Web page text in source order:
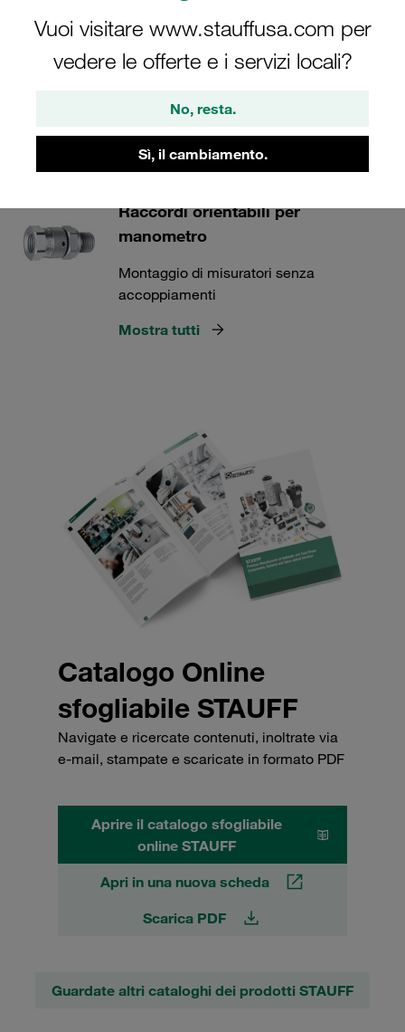
Vuoi visitare www.stauffusa.com per
vedere le offerte e i servizi locali?
No, resta.
Sì, il cambiamento.
Raccordi orientabili per
manometro
Montaggio di misuratori senza
accoppiamenti
Mostra tutti
Catalogo Online
sfogliabile STAUFF
Navigate e ricercate contenuti, inoltrate via
e-mail, stampate e scaricate in formato PDF
Aprire il catalogo sfogliabile
online STAUFF
Apri in una nuova scheda
Scarica PDF
Guardate altri cataloghi dei prodotti STAUFF